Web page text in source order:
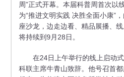
周”正式开幕。本届科普周首次以
为“推进文明实践 决胜全面小康”
座沙龙，边走边看、精品展播、
将持续到9月28日。
在24日上午举行的线上启动式
科联主席牛青山致辞。他号召首